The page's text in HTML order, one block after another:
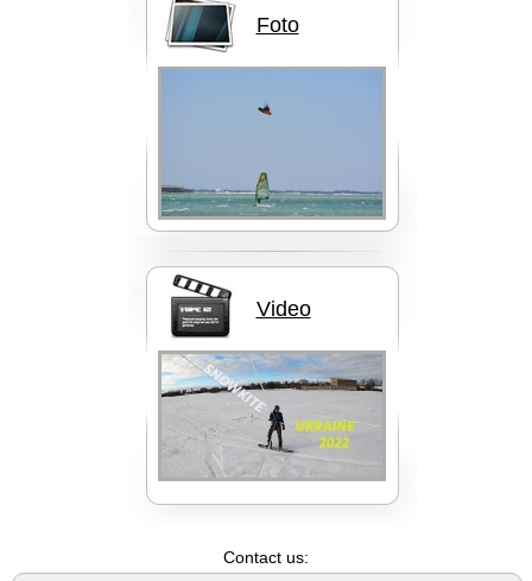
Кайты F-ONE BANDIT
Кайты Liquid Force
Вейкборды LIQUID FORCE
Foto
Video
Contact us:
FAQ